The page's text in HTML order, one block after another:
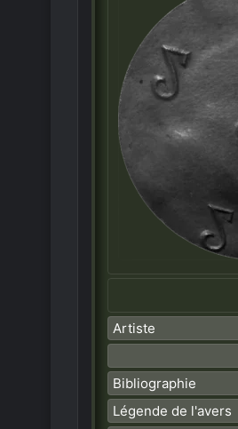
Artiste
Bibliographie
Légende de l'avers